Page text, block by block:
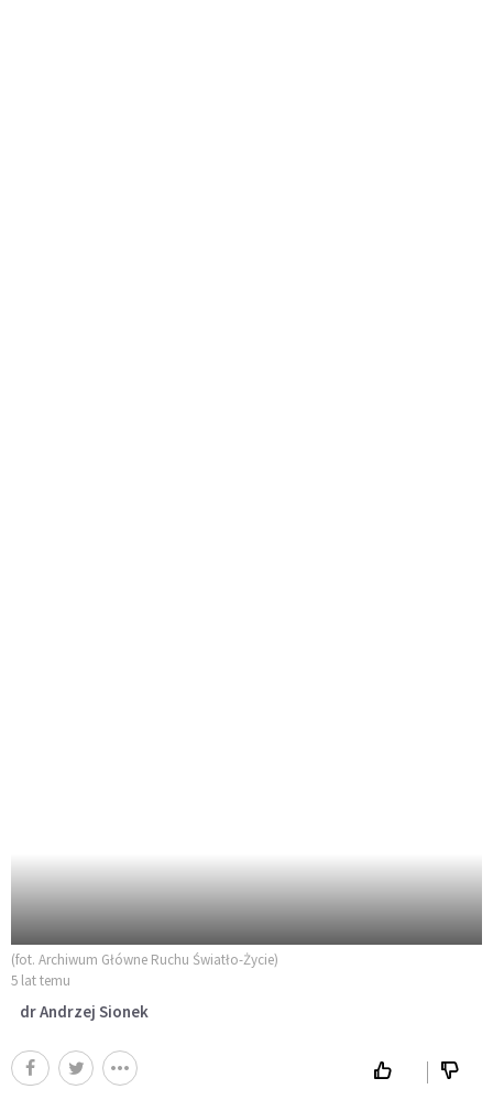
(fot. Archiwum Główne Ruchu Światło-Życie)
5 lat temu
dr Andrzej Sionek